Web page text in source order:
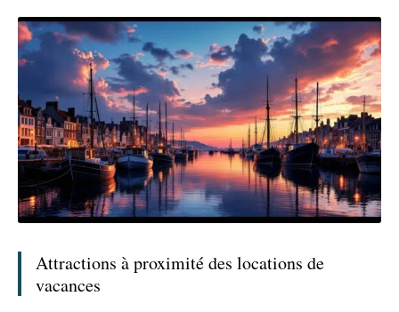
Attractions à proximité des locations de
vacances